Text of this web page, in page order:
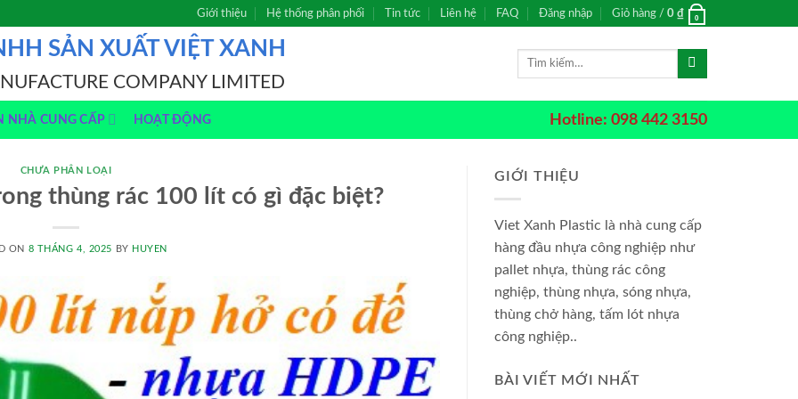
Giới thiệu Hệ thống phân phối Tin tức Liên hệ FAQ Đăng nhập Giỏ hàng / 0 ₫ 0
SẢN XUẤT VIỆT XANH
COMPANY LIMITED
Tìm
NHÀ CUNG CẤP HOẠT ĐỘNG Hotline: 098 442 3150
CHƯA PHÂN LOẠI
thùng rác 100 lít có gì đặc biệt?
ON 8 THÁNG 4, 2025 BY HUYEN
GIỚI THIỆU
Viet Xanh Plastic là nhà cung cấp
hàng đầu nhựa công nghiệp như
pallet nhựa, thùng rác công
nghiệp, thùng nhựa, sóng nhựa,
thùng chở hàng, tấm lót nhựa
công nghiệp..
BÀI VIẾT MỚI NHẤT